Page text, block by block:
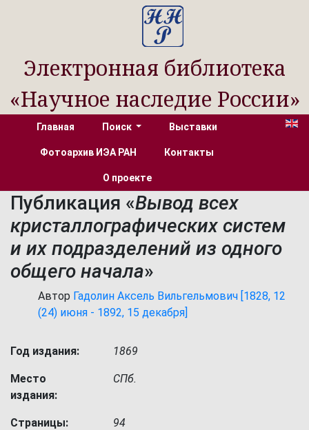
Электронная библиотека
«Научное наследие России»
Главная Поиск Выставки
Фотоархив ИЭА РАН Контакты
О проекте
Публикация «Вывод всех
кристаллографических систем
и их подразделений из одного
общего начала»
Автор Гадолин Аксель Вильгельмович [1828, 12
(24) июня - 1892, 15 декабря]
Год издания: 1869
Место
издания:
СПб.
Страницы: 94